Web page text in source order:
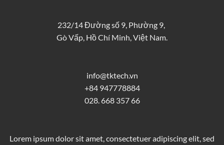
232/14 Đường số 9, Phường 9,
Gò Vấp, Hồ Chí Minh, Việt Nam.
info@tktech.vn
+84 947778884
028. 668 357 66
Lorem ipsum dolor sit amet, consectetuer adipiscing elit, sed